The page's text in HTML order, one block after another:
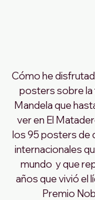
Cómo he
posters sobre la
Mandela que
ver en El
los 95 posters de
internacionales
mundo  y que
años que vivió el
Premio